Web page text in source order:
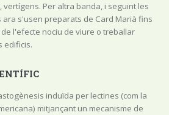
vertígens. Per altra banda, i seguint les
s'usen preparats de Card Marià fins
l'efecte nociu de viure o treballar
edificis.
induïda per lectines (com la
mitjançant un mecanisme de